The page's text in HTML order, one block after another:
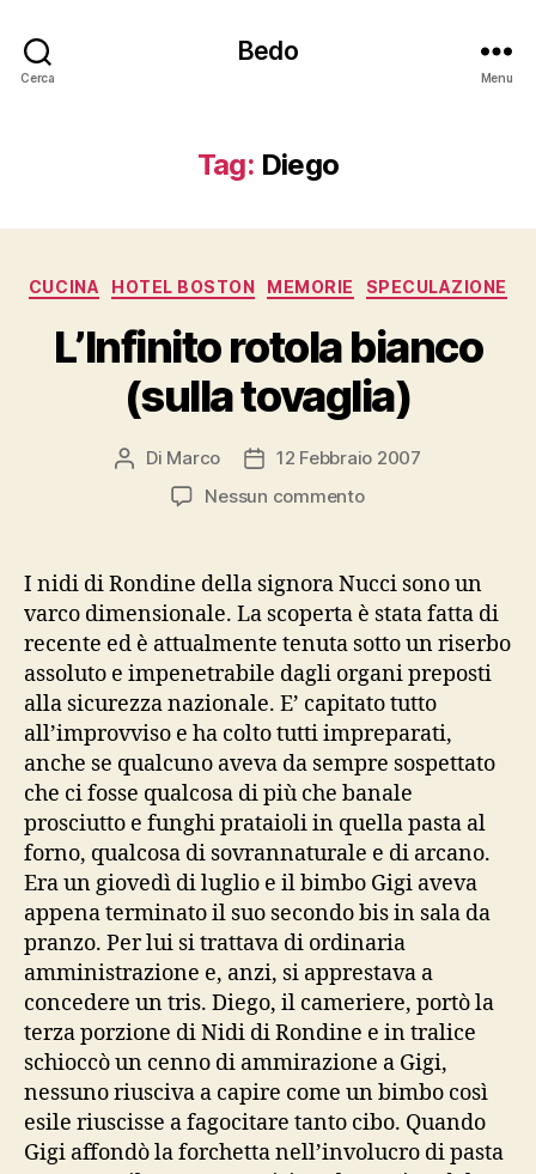
Cerca
Bedo
Menu
Tag: Diego
Categorie
CUCINA HOTEL BOSTON MEMORIE SPECULAZIONE
L’Infinito rotola bianco
(sulla tovaglia)
Autore
articolo
Di Marco
Data12 Febbraio 2007
Nessun commentosu
bianco
(sulla
tovaglia)
I nidi di Rondine della signora Nucci sono un
varco dimensionale. La scoperta è stata fatta di
recente ed è attualmente tenuta sotto un riserbo
assoluto e impenetrabile dagli organi preposti
alla sicurezza nazionale. E’ capitato tutto
all’improvviso e ha colto tutti impreparati,
anche se qualcuno aveva da sempre sospettato
che ci fosse qualcosa di più che banale
prosciutto e funghi prataioli in quella pasta al
forno, qualcosa di sovrannaturale e di arcano.
Era un giovedì di luglio e il bimbo Gigi aveva
appena terminato il suo secondo bis in sala da
pranzo. Per lui si trattava di ordinaria
amministrazione e, anzi, si apprestava a
concedere un tris. Diego, il cameriere, portò la
terza porzione di Nidi di Rondine e in tralice
schioccò un cenno di ammirazione a Gigi,
nessuno riusciva a capire come un bimbo così
esile riuscisse a fagocitare tanto cibo. Quando
Gigi affondò la forchetta nell’involucro di pasta